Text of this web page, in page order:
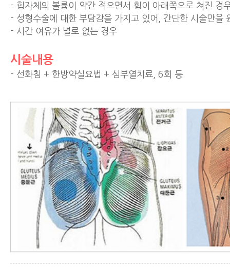
- 힙자체의 볼륨이 약간 적으면서 힘이 아래쪽으로 쳐진 경
- 성형수술에 대한 부담감을 가지고 있어, 간단한 시술만을
- 시간 여유가 별로 없는 경우
시술내용
- 선화침 + 한방약실요법 + 심부열치료, 6회 등